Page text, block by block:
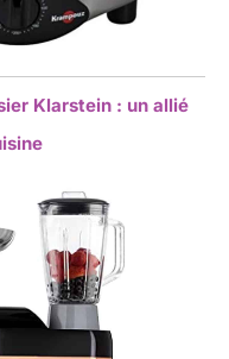
Klarstein : un allié